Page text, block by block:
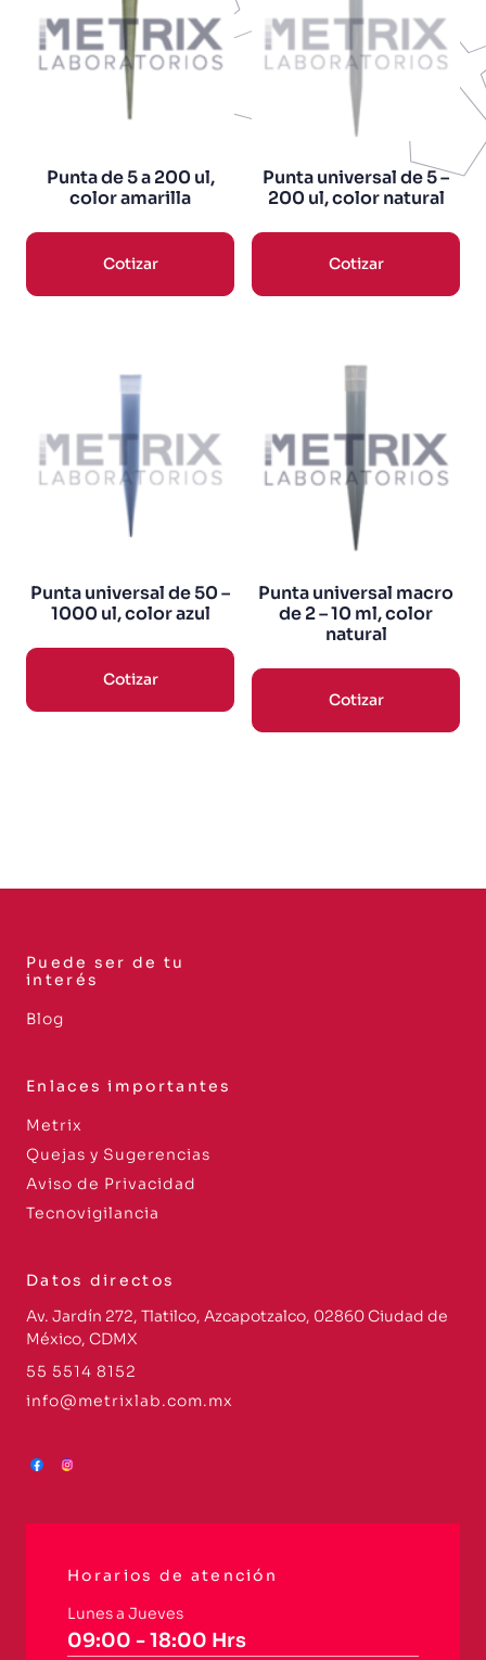
Punta de 5 a 200 ul,
color amarilla
Cotizar
Punta universal de 5 –
200 ul, color natural
Cotizar
Punta universal de 50 –
1000 ul, color azul
Cotizar
Punta universal macro
de 2 – 10 ml, color
natural
Cotizar
Puede ser de tu
interés
Blog
Enlaces importantes
Metrix
Quejas y Sugerencias
Aviso de Privacidad
Tecnovigilancia
Datos directos
Av. Jardín 272, Tlatilco, Azcapotzalco, 02860 Ciudad de
México, CDMX
55 5514 8152
info@metrixlab.com.mx
Horarios de atención
Lunes a Jueves
09:00 - 18:00 Hrs